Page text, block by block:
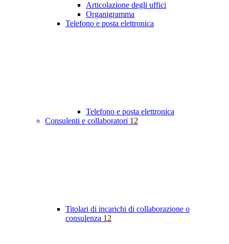
Articolazione degli uffici
Organigramma
Telefono e posta elettronica
Telefono e posta elettronica
Consulenti e collaboratori 12
Titolari di incarichi di collaborazione o
consulenza 12